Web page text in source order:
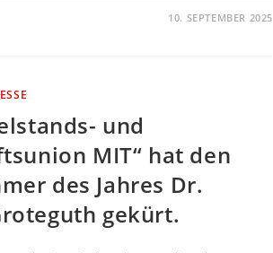
10. SEPTEMBER 2025
und
MIT“ hat den
des Jahres Dr.
gekürt.